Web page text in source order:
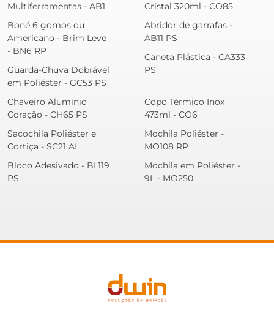
Multiferramentas - AB1
Boné 6 gomos ou
Americano - Brim Leve
- BN6 RP
Guarda-Chuva Dobrável
em Poliéster - GC53 PS
Cristal 320ml - CO85
Abridor de garrafas -
AB11 PS
Caneta Plástica - CA333
PS
Chaveiro Alumínio
Coração - CH65 PS
Sacochila Poliéster e
Cortiça - SC21 AI
Bloco Adesivado - BL119
PS
Copo Térmico Inox
473ml - CO6
Mochila Poliéster -
MO108 RP
Mochila em Poliéster -
9L - MO250